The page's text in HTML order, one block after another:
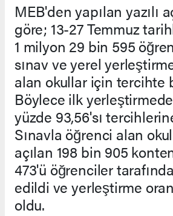
MEB'den yapılan yazılı
göre; 13-27 Temmuz
1 milyon 29 bin 595
sınav ve yerel
alan okullar için tercihte
Böylece ilk
yüzde 93,56'sı
Sınavla öğrenci alan
açılan 198 bin 905
473'ü öğrenciler
edildi ve yerleştirme
oldu.